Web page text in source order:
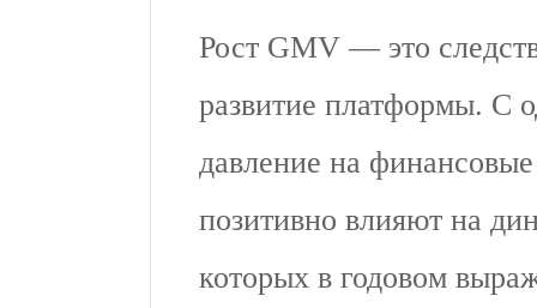
Рост GMV — это
развитие платформы. С
давление на
позитивно влияют на
которых в годовом